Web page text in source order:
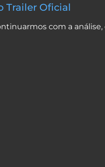
Trailer Oficial
com a análise,